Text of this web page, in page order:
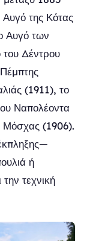
Αυγό της Κότας
Αυγό των
Δέντρου
(1911), το
Ναπολέοντα
Μόσχας (1906).
ή
τεχνική